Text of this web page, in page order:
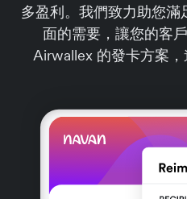
多盈利。我們致力助您
面的需要，讓您的客
Airwallex 的發卡方案，